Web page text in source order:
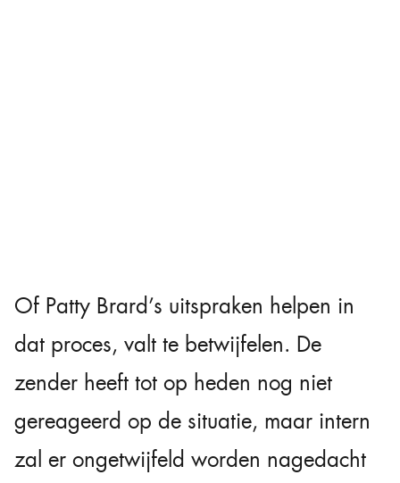
Of Patty Brard’s uitspraken helpen in
dat proces, valt te betwijfelen. De
zender heeft tot op heden nog niet
gereageerd op de situatie, maar intern
zal er ongetwijfeld worden nagedacht